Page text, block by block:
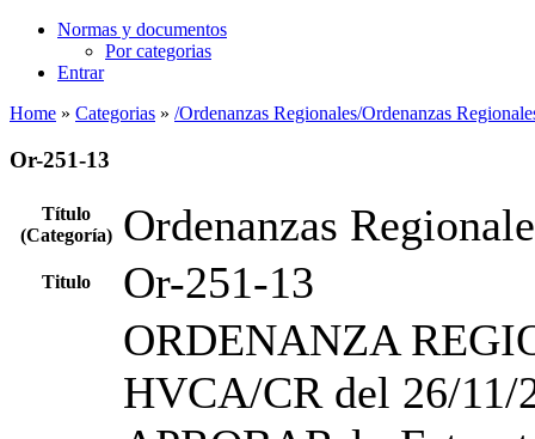
Normas y documentos
Por categorias
Entrar
Home » Categorias » /Ordenanzas Regionales/Ordenanzas
Or-251-13
Título
(Categoría)
Ordenanzas
Titulo Or-251-13
ORDENANZA
HVCA/CR del 26/11/